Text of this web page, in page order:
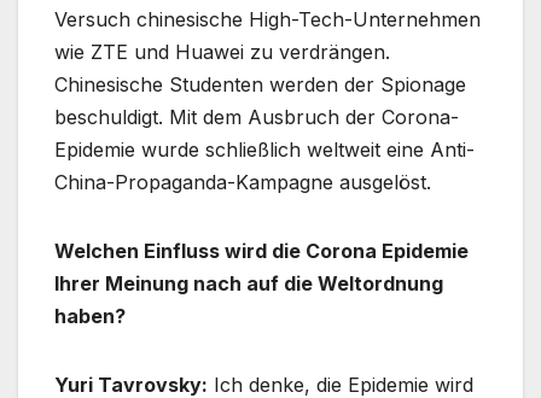
Versuch chinesische High-Tech-Unternehmen
wie ZTE und Huawei zu verdrängen.
Chinesische Studenten werden der Spionage
beschuldigt. Mit dem Ausbruch der Corona-
Epidemie wurde schließlich weltweit eine Anti-
China-Propaganda-Kampagne ausgelöst.
Welchen Einfluss wird die Corona Epidemie
Ihrer Meinung nach auf die Weltordnung
haben?
Yuri Tavrovsky: Ich denke, die Epidemie wird